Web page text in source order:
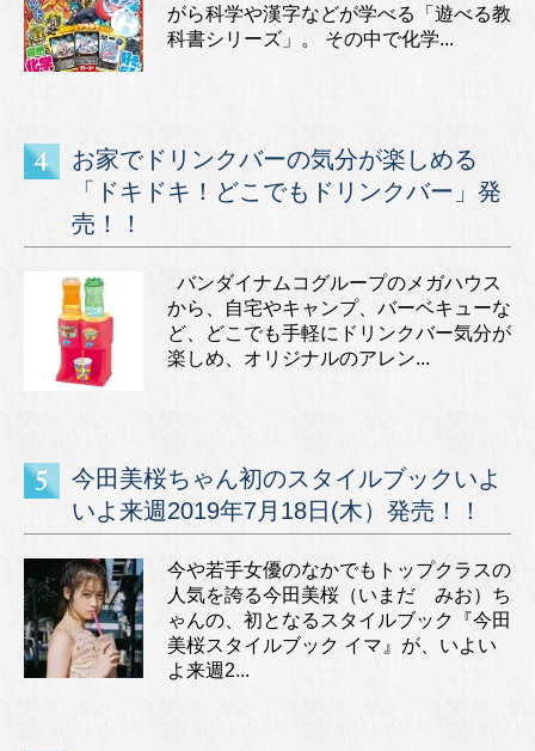
がら科学や漢字などが学べる「遊べる教
科書シリーズ」。 その中で化学...
お家でドリンクバーの気分が楽しめる
「ドキドキ！どこでもドリンクバー」発
売！！
バンダイナムコグループのメガハウス
から、自宅やキャンプ、バーベキューな
ど、どこでも手軽にドリンクバー気分が
楽しめ、オリジナルのアレン...
今田美桜ちゃん初のスタイルブックいよ
いよ来週2019年7月18日(木）発売！！
今や若手女優のなかでもトップクラスの
人気を誇る今田美桜（いまだ みお）ち
ゃんの、初となるスタイルブック『今田
美桜スタイルブック イマ』が、いよい
よ来週2...